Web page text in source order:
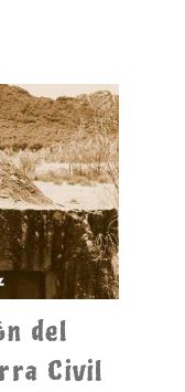
del
Civil